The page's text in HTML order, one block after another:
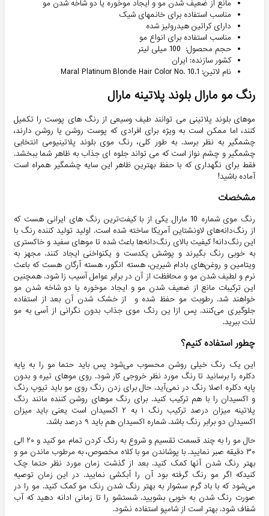
مانع از ضعیف شدن مو و ایجاد موخوره یا دو شاخه شدن مو
مناسب استفاده برای خانمهای شیک
دارای کراتین هیدرولیز شده
مناسب استفاده برای انواع مو
حجم محصول: 100 میلی لیتر
کشور سازنده: ایران
نام لاتین: Maral Platinum Blonde Hair Color No. 10.1
رنگ مو مارال بلوند پلاتینه مارال
موهای بلوند پلاتینی می توانند طیف وسیعی از رنگ های پوست را تکمیل
کنند، اما ممکن است به ویژه برای افرادی که پوست روشن یا روشن دارند،
چشمگیر به نظر برسد. به طور کلی، رنگ موی بلوند پلاتینیومی انتخابی
چشمگیر و چشم نواز است که می تواند جلوه ای جذاب به ظاهر شما ببخشد.
فقط برای نگهداری که با حفظ بهترین ظاهر این سایه چشمگیر همراه است
آماده باشید!
مشخصات
رنگ موی شماره 10 مارال یکی از با کیفت‌ترین رنگ های ایرانی هست که
از رنگ‌دانه‌های لاونشتاین آمریکا ساخته شده است. اولید تولید کننده رنگ با
این رنگ‌دانه! کیفیت بالای رنگ‌دانه‌ها باعث شده تا موهای سفید و خاکستری
به خوبی رنگ بگیرند و پوشش یکدست و یکنواخنی ایجاد کنند. مجهز به
ویتامین و روغن‌های بادام شیرین، هسته انگور، هسته آرگان هست که باعث
نرم و لطیف شدن مو و محافظت از آن در برابر عوامل آسیب زا شود. همچنین
این ترکیبات مانع از ضعیف شدن مو و ایجاد موخوره یا دو شاخه شدن مو
خواهند شد. رطوبت مو حفظ شده و از خشک شدن آن بعد از استفاده
جلوگیری می‌کنند. پس ازا ین رنگ موی جذاب بدون نگرانی از آسی به مو
لذت ببرید.
چطور استفاده کنیم؟
این یک رنگ خیلی روشن محسوب می‌شود پس باید حتما مو را به پایه
دکلره را برسانید تا رنگ مورد نظر خروجی کار شود. روی موهای تیره و بدون
پایه دکلره اصلا رنگ در نمی‌آید. حال برای زدن رنگ روی مو باید تیوپ رنگ
و اکسیدان را با هم ترکیب کنید. برای رنگ موهای روشن کننده مانند رنگ
پلاتینه میزان درصد ترکیب رنگ ۱ به ۲ اکسیدان است یعنی باید میزان
اکسیدان دو برابر رنگ باشد. شماره اکسیدان هم باید ۹ درصد باشد.
حال مو را به چند قسمت تقسیم و شروع به رنگ کردن تمام مو کنید و ۲۰ الی
۳۰ دقیقه صبر نمایید. با پوشاندن مو با کلاه مخصوص، به مرطوب ماندن مو و
بهتر رنگ شدن آنها کمک کنید. بعد از گذشت زمان مورد نظر حتما چک
کنیدکه اگر مو رنگ گرفته بود آن را آبکشی نمایید. در این زمان توصیه
می‌شود که با باد گرم سشوار به بهتر رنگ شدن رنک مو کمک کنید. مو را در
صورت رنگ شدن به خوبی بشویید. شستشو را تا زمانی ادانه دهید که آب
شفاف شود. بهتر است از شامپو استفاده نشود.